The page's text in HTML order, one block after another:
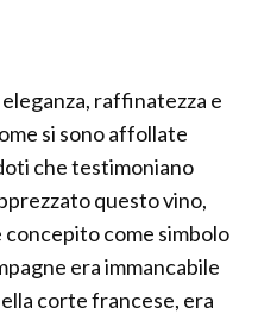
raffinatezza e
si sono affollate
che testimoniano
questo vino,
come simbolo
era immancabile
corte francese, era